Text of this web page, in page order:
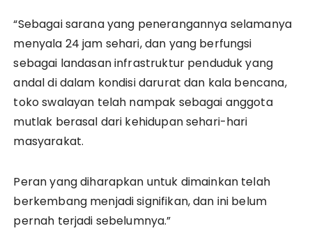
“Sebagai sarana yang penerangannya selamanya
menyala 24 jam sehari, dan yang berfungsi
sebagai landasan infrastruktur penduduk yang
andal di dalam kondisi darurat dan kala bencana,
toko swalayan telah nampak sebagai anggota
mutlak berasal dari kehidupan sehari-hari
masyarakat.
Peran yang diharapkan untuk dimainkan telah
berkembang menjadi signifikan, dan ini belum
pernah terjadi sebelumnya.”